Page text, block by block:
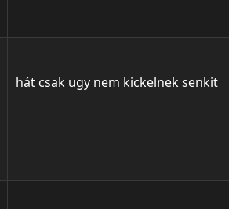
hát csak ugy nem kickelnek senkit